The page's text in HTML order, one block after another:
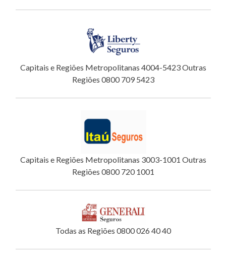
Capitais e Regiões Metropolitanas 4004-5423 Outras
Regiões 0800 709 5423
Capitais e Regiões Metropolitanas 3003-1001 Outras
Regiões 0800 720 1001
Todas as Regiões 0800 026 40 40